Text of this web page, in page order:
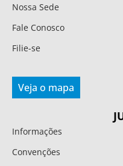
Nossa Sede
Fale Conosco
Filie-se
Veja o mapa
Informações
Convenções